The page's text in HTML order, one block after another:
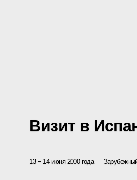
Визит в
13 − 14 июня 2000 года